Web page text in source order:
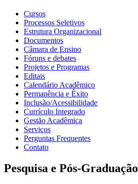
Cursos
Processos Seletivos
Estrutura Organizacional
Documentos
Câmara de Ensino
Fóruns e debates
Projetos e Programas
Editais
Calendário Acadêmico
Permanência e Êxito
Inclusão/Acessibilidade
Currículo Integrado
Gestão Acadêmica
Serviços
Perguntas Frequentes
Contato
Pesquisa e Pós-Graduação